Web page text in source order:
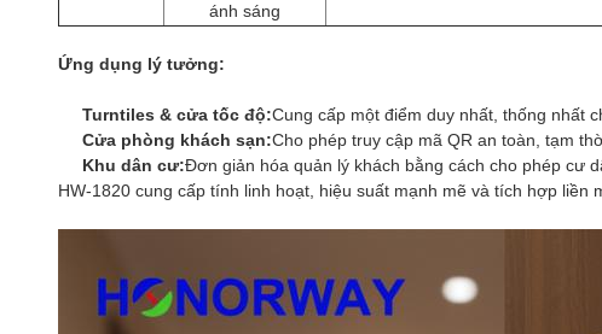
ánh sáng
Ứng dụng lý tưởng:
Turntiles & cửa tốc độ:Cung cấp một điểm duy nhất, thống nhất
Cửa phòng khách sạn:Cho phép truy cập mã QR an toàn, tạm
Khu dân cư:Đơn giản hóa quản lý khách bằng cách cho phép cư
HW-1820 cung cấp tính linh hoạt, hiệu suất mạnh mẽ và tích hợp